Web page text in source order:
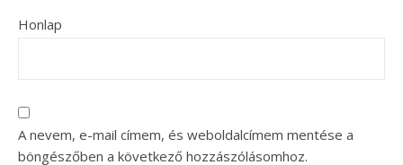
Honlap
A nevem, e-mail címem, és weboldalcímem mentése a
böngészőben a következő hozzászólásomhoz.